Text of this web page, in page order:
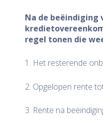
Na de beëindiging
regel tonen die
1. Het resterende
2. Opgelopen rente
3. Rente na